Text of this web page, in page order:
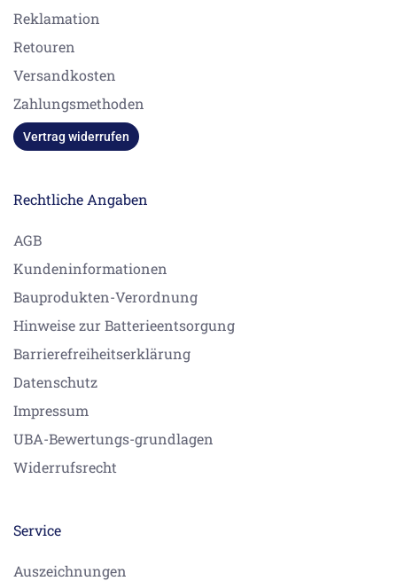
Reklamation
Retouren
Versandkosten
Zahlungsmethoden
Vertrag widerrufen
Rechtliche Angaben
AGB
Kundeninformationen
Bauprodukten-Verordnung
Hinweise zur Batterieentsorgung
Barrierefreiheitserklärung
Datenschutz
Impressum
UBA-Bewertungs-grundlagen
Widerrufsrecht
Service
Auszeichnungen